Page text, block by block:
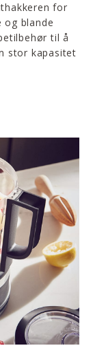
for
og blande
til å
stor kapasitet